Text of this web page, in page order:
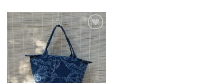
Ajouter
à la liste
de
souhaits